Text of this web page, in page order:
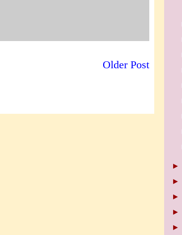
Older Post
►
►
►
►
►